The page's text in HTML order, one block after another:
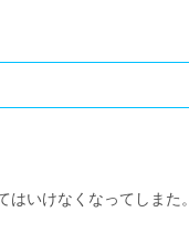
いけなくなってしまた。